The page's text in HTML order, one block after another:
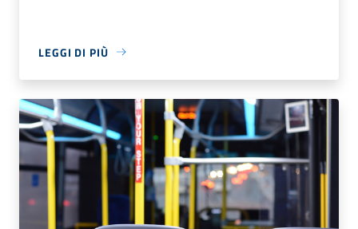
LEGGI DI PIÙ